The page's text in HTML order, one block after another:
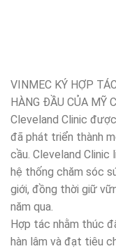
VINMEC KÝ HỢP
HÀNG ĐẦU CỦA MỸ
Cleveland Clinic
đã phát triển thành
cầu. Cleveland
hệ thống chăm sóc
giới, đồng thời giữ
năm qua.
Hợp tác nhằm thúc
hàn lâm và đạt tiêu